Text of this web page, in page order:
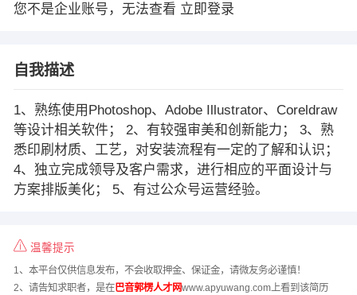
您不是企业账号，无法查看 立即登录
自我描述
1、熟练使用Photoshop、Adobe Illustrator、Coreldraw
等设计相关软件； 2、有较强审美和创新能力； 3、熟
悉印刷材质、工艺，对安装流程有一定的了解和认识；
4、独立完成领导及客户需求，进行相应的平面设计与
方案排版美化； 5、有过公众号运营经验。
温馨提示
1、本平台仅供信息发布，不会收取押金、保证金，请微友务必谨慎！
2、请告知求职者，是在巴音郭楞人才网www.apyuwang.com上看到该简历